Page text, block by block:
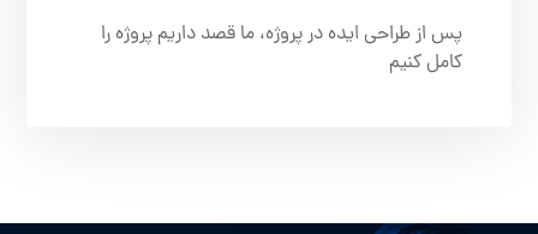
پس از طراحی ایده در پروژه، ما قصد داریم پروژه را
کامل کنیم